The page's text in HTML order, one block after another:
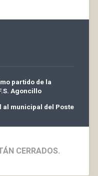
partido de la
Agoncillo
al municipal del Poste
CERRADOS.